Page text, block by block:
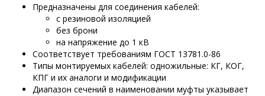
Предназначены для соединения кабелей:
с резиновой изоляцией
без брони
на напряжение до 1 кВ
Соответствует требованиям ГОСТ 13781.0-86
Типы монтируемых кабелей: одножильные: КГ, КОГ,
КПГ и их аналоги и модификации
Диапазон сечений в наименовании муфты указывает